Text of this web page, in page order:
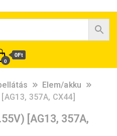
0
0Ft
Elem/akku
357A, CX44]
[AG13, 357A,